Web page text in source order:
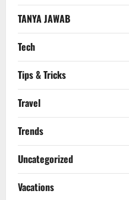
TANYA JAWAB
Tech
Tips & Tricks
Travel
Trends
Uncategorized
Vacations